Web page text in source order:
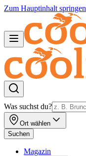
Zum Hauptinhalt springen
Was suchst du?
Ort wählen
Suchen
Magazin